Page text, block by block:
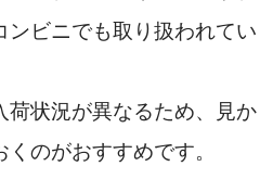
ンビニでも取り扱われてい
荷状況が異なるため、見か
のがおすすめです。